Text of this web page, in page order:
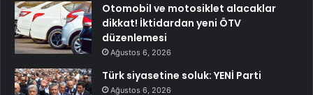
Otomobil ve motosiklet alacaklar
dikkat! İktidardan yeni ÖTV
düzenlemesi
Ağustos 6, 2026
Türk siyasetine soluk: YENİ Parti
Ağustos 6, 2026